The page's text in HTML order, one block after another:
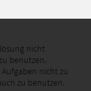
nicht
benutzen.
nicht zu
zu benutzen.